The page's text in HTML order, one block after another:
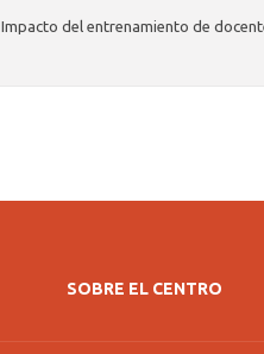
Impacto del entrenamiento de
SOBRE EL CENTRO